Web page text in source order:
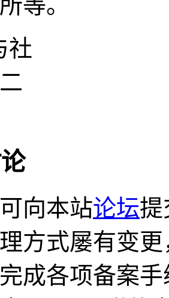
等。
向本站论坛提
方式屡有变
成各项备案